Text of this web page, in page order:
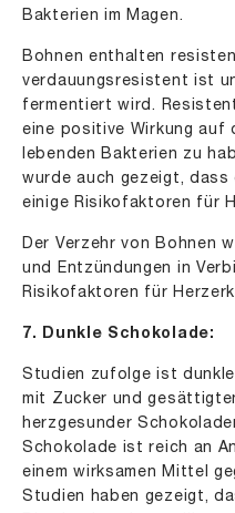
Bakterien im Magen.
Bohnen enthalten
verdauungsresistent ist
fermentiert wird.
eine positive Wirkung auf
lebenden Bakterien zu
wurde auch gezeigt, dass
einige Risikofaktoren für
Der Verzehr von Bohnen
und Entzündungen in
Risikofaktoren für
7. Dunkle Schokolade:
Studien zufolge ist
mit Zucker und
herzgesunder
Schokolade ist reich an
einem wirksamen Mittel
Studien haben gezeigt,